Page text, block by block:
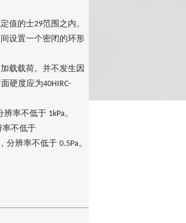
值的士29范围之内。
设置一个密闭的环形
载载荷。并不发生因
面硬度应为40HIRC-
辨率不低于 1kPa。
率不低于
，分辨率不低于 0.5Pa。